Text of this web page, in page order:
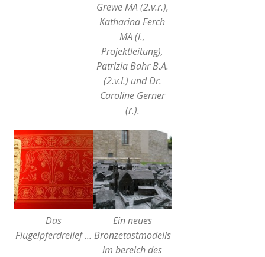
Grewe MA (2.v.r.),
Katharina Ferch
MA (l.,
Projektleitung),
Patrizia Bahr B.A.
(2.v.l.) und Dr.
Caroline Gerner
(r.).
Das
Flügelpferdrelief …
Ein neues
Bronzetastmodells
im bereich des